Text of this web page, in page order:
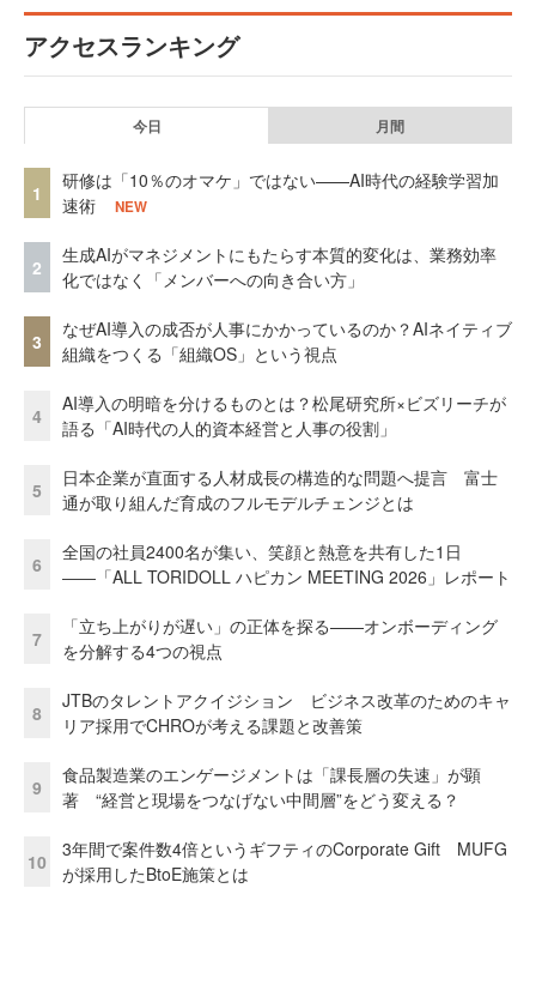
アクセスランキング
今日 月間
1
研修は「10％のオマケ」ではない——AI時代の経験学習加
速術
NEW
2
生成AIがマネジメントにもたらす本質的変化は、業務効率
化ではなく「メンバーへの向き合い方」
3
なぜAI導入の成否が人事にかかっているのか？AIネイティブ
組織をつくる「組織OS」という視点
4
AI導入の明暗を分けるものとは？松尾研究所×ビズリーチが
語る「AI時代の人的資本経営と人事の役割」
5
日本企業が直面する人材成長の構造的な問題へ提言 富士
通が取り組んだ育成のフルモデルチェンジとは
6
全国の社員2400名が集い、笑顔と熱意を共有した1日
――「ALL TORIDOLL ハピカン MEETING 2026」レポート
7
「立ち上がりが遅い」の正体を探る——オンボーディング
を分解する4つの視点
8
JTBのタレントアクイジション ビジネス改革のためのキャ
リア採用でCHROが考える課題と改善策
9
食品製造業のエンゲージメントは「課長層の失速」が顕
著 “経営と現場をつなげない中間層”をどう変える？
10
3年間で案件数4倍というギフティのCorporate Gift MUFG
が採用したBtoE施策とは